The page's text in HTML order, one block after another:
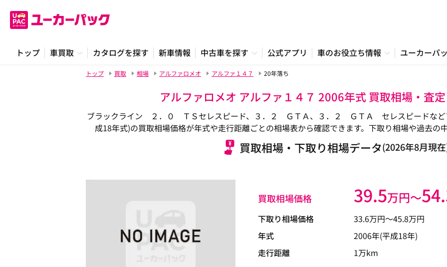
トップ 車買取 カタログを探す 新車情報 中古車を探す 公式アプリ 車のお役立ち情報 ユーカーパ
トップ 買取 相場 アルファロメオ アルファ１４７ 20年落ち
アルファロメオ アルファ１４７ 2006年式 買取相場・査
ブラックライン ２．０ ＴＳセレスピード、３．２ ＧＴＡ、３．２ ＧＴＡ セレスピードなど
成18年式)の買取相場価格が年式や走行距離ごとの相場表から確認できます。下取り相場や過去の
買取相場・下取り相場データ(2026年8月現
買取相場価格 39.5万円〜
下取り相場価格 33.6万円〜45.8万円
年式
2006年(平成18年)
走行距離
1万km